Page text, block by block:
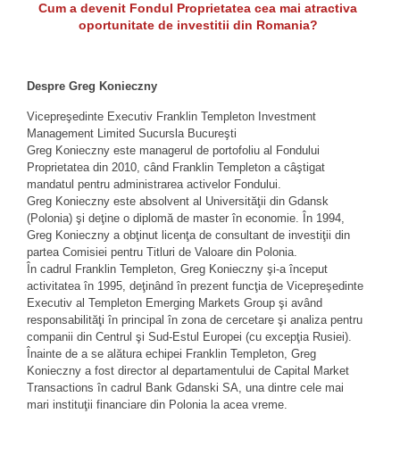
Cum a devenit Fondul Proprietatea cea mai atractiva
oportunitate de investitii din Romania?
Despre Greg Konieczny
Vicepreşedinte Executiv Franklin Templeton Investment
Management Limited Sucursla Bucureşti
Greg Konieczny este managerul de portofoliu al Fondului
Proprietatea din 2010, când Franklin Templeton a câştigat
mandatul pentru administrarea activelor Fondului.
Greg Konieczny este absolvent al Universităţii din Gdansk
(Polonia) şi deţine o diplomă de master în economie. În 1994,
Greg Konieczny a obţinut licenţa de consultant de investiţii din
partea Comisiei pentru Titluri de Valoare din Polonia.
În cadrul Franklin Templeton, Greg Konieczny şi-a început
activitatea în 1995, deţinând în prezent funcţia de Vicepreşedinte
Executiv al Templeton Emerging Markets Group şi având
responsabilităţi în principal în zona de cercetare şi analiza pentru
companii din Centrul şi Sud-Estul Europei (cu excepţia Rusiei).
Înainte de a se alătura echipei Franklin Templeton, Greg
Konieczny a fost director al departamentului de Capital Market
Transactions în cadrul Bank Gdanski SA, una dintre cele mai
mari instituţii financiare din Polonia la acea vreme.